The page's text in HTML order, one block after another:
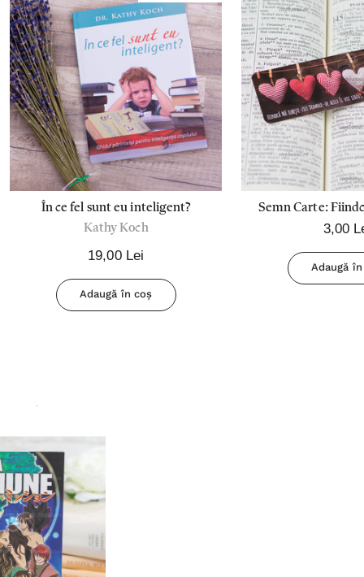
În ce fel sunt eu inteligent?
Kathy Koch
19,00 Lei
Adaugă în coș
Semn Carte:
3,00
Adaugă
.